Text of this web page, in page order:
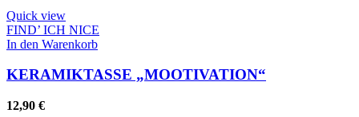
Quick view
FIND’ ICH NICE
In den Warenkorb
KERAMIKTASSE „MOOTIVATION“
12,90 €